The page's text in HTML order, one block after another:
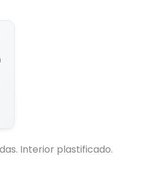
Interior plastificado.